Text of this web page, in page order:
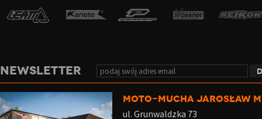
NEWSLETTER
MOTO-MUCHA JAROSŁAW
ul. Grunwaldzka 73